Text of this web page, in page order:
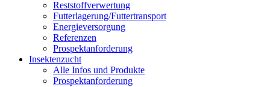
Reststoffverwertung
Futterlagerung/Futtertransport
Energieversorgung
Referenzen
Prospektanforderung
Insektenzucht
Alle Infos und Produkte
Prospektanforderung